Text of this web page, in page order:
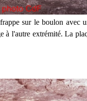
sur le boulon avec
à l'autre extrémité. La